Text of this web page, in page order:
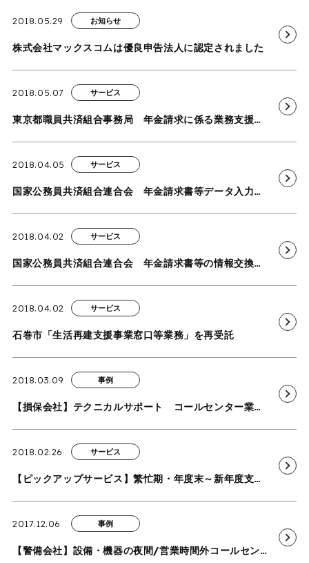
2018.05.29 お知らせ
株式会社マックスコムは優良申告法人に認定されました
2018.05.07 サービス
東京都職員共済組合事務局 年金請求に係る業務支援委託を再受託
2018.04.05 サービス
国家公務員共済組合連合会 年金請求書等データ入力業務を再受託
2018.04.02 サービス
国家公務員共済組合連合会 年金請求書等の情報交換業務を受託
2018.04.02 サービス
石巻市「生活再建支援事業窓口等業務」を再受託
2018.03.09 事例
【損保会社】テクニカルサポート コールセンター業務(電話・メール+事務)の導入事例を追加しました
2018.02.26 サービス
【ピックアップサービス】繁忙期・年度末～新年度支援 コールセンター・事務委託(代行/外注)サービス
2017.12.06 事例
【警備会社】設備・機器の夜間/営業時間外コールセンター業務(電話+事務)の導入事例を追加しました